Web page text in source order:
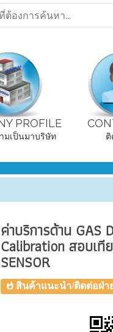
PROFILE
มเป็นมาบริษัท ติ
ค่าบริการด้าน GAS
Calibration สอบเ
SENSOR
สินค้าแนะนำ/ติดต่อฝ่า